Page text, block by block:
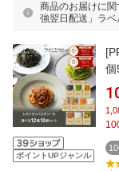
商品のお届けに
強翌日配送」ラベ
ポイントUPジャンル
個